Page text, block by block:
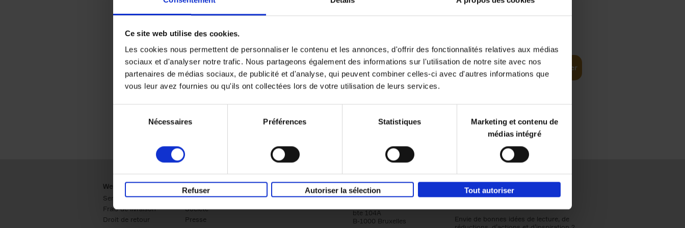
Ce site web utilise des cookies.
Les cookies nous permettent de personnaliser le contenu et les annonces, d'offrir des fonctionnalités relatives aux médias
sociaux et d'analyser notre trafic. Nous partageons également des informations sur l'utilisation de notre site avec nos
partenaires de médias sociaux, de publicité et d'analyse, qui peuvent combiner celles-ci avec d'autres informations que
vous leur avez fournies ou qu'ils ont collectées lors de votre utilisation de leurs services.
Nécessaires Préférences Statistiques
Marketing et contenu de
médias intégré
Refuser Autoriser la sélection Tout autoriser
Planning to Promoting
Clo Willaerts
Couverture souple
352 Ajouter au panier
Webshop
Service clients
Frais de livraison
Droit de retour
Business
Ventes
Société
Presse
Société
Qui sommes-nous?
Éditions Racine
Tour & Taxis
bte 104A
B-1000 Bruxelles
Envie de bonnes idées de lecture, de